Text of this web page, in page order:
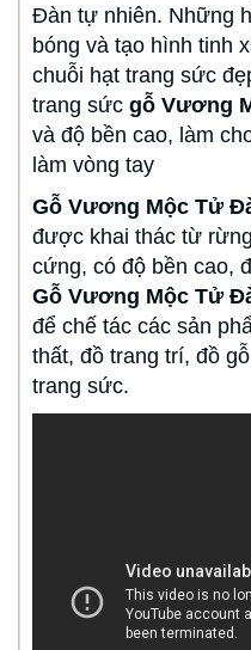
Đàn tự nhiên. Những
bóng và tạo hình tinh
chuỗi hạt trang sức
trang sức gỗ Vương
và độ bền cao, làm
làm vòng tay
Gỗ Vương Mộc Tử
được khai thác từ
cứng, có độ bền cao,
Gỗ Vương Mộc Tử
để chế tác các sản
thất, đồ trang trí, đồ
trang sức.